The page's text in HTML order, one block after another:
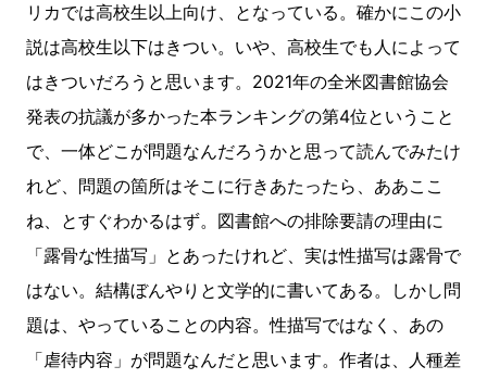
リカでは高校生以上向け、となっている。確かにこの小
説は高校生以下はきつい。いや、高校生でも人によって
はきついだろうと思います。2021年の全米図書館協会
発表の抗議が多かった本ランキングの第4位ということ
で、一体どこが問題なんだろうかと思って読んでみたけ
れど、問題の箇所はそこに行きあたったら、ああここ
ね、とすぐわかるはず。図書館への排除要請の理由に
「露骨な性描写」とあったけれど、実は性描写は露骨で
はない。結構ぼんやりと文学的に書いてある。しかし問
題は、やっていることの内容。性描写ではなく、あの
「虐待内容」が問題なんだと思います。作者は、人種差